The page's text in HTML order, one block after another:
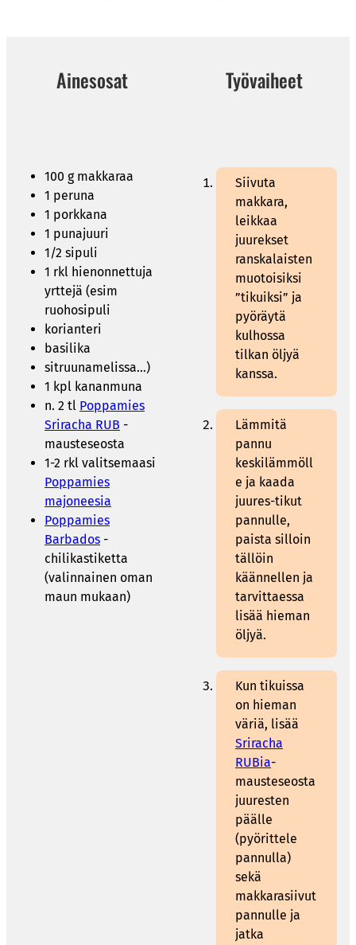
Ainesosat Työvaiheet
100 g makkaraa
1 peruna
1 porkkana
1 punajuuri
1/2 sipuli
1 rkl hienonnettuja
yrttejä (esim
ruohosipuli
korianteri
basilika
sitruunamelissa…)
1 kpl kananmuna
n. 2 tl Poppamies
Sriracha RUB -
mausteseosta
1-2 rkl valitsemaasi
Poppamies
majoneesia
Poppamies
Barbados -
chilikastiketta
(valinnainen oman
maun mukaan)
Siivuta
makkara,
leikkaa
juurekset
ranskalaisten
muotoisiksi
”tikuiksi” ja
pyöräytä
kulhossa
tilkan öljyä
kanssa.
Lämmitä
pannu
keskilämmöll
e ja kaada
juures-tikut
pannulle,
paista silloin
tällöin
käännellen ja
tarvittaessa
lisää hieman
öljyä.
Kun tikuissa
on hieman
väriä, lisää
Sriracha
RUBia-
mausteseosta
juuresten
päälle
(pyörittele
pannulla)
sekä
makkarasiivut
pannulle ja
jatka